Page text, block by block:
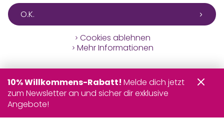
O.K.
Cookies ablehnen
Mehr Informationen
10% Willkommens-Rabatt! Melde dich jetzt
zum Newsletter an und sicher dir exklusive
Angebote!